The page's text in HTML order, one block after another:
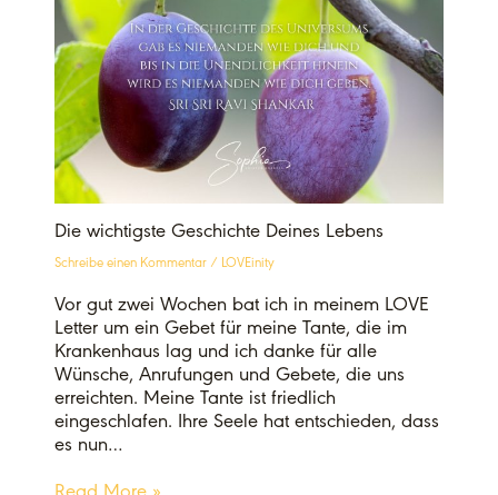
Die wichtigste Geschichte Deines Lebens
Schreibe einen Kommentar / LOVEinity
Vor gut zwei Wochen bat ich in meinem LOVE
Letter um ein Gebet für meine Tante, die im
Krankenhaus lag und ich danke für alle
Wünsche, Anrufungen und Gebete, die uns
erreichten. Meine Tante ist friedlich
eingeschlafen. Ihre Seele hat entschieden, dass
es nun…